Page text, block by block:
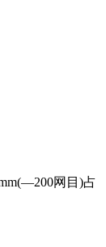
网目)占